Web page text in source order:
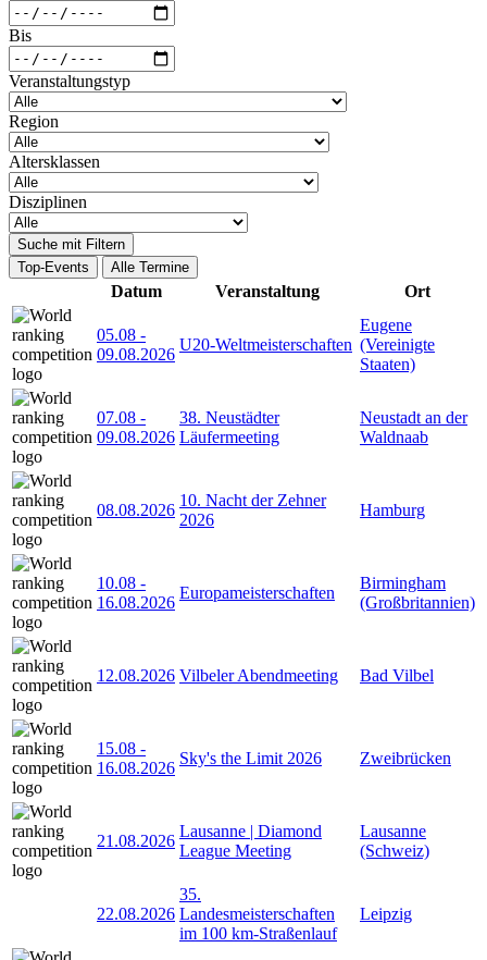
Bis
Veranstaltungstyp
Region
Altersklassen
Disziplinen
Suche mit Filtern
Top-Events
Alle Termine
Datum Veranstaltung Ort
05.08 -
09.08.2026
U20-Weltmeisterschaften
Eugene
(Vereinigte
Staaten)
07.08 -
09.08.2026
38. Neustädter
Läufermeeting
Neustadt an der
Waldnaab
08.08.2026
10. Nacht der Zehner
2026
Hamburg
10.08 -
16.08.2026
Europameisterschaften
Birmingham
(Großbritannien)
12.08.2026 Vilbeler Abendmeeting Bad Vilbel
15.08 -
16.08.2026
Sky's the Limit 2026 Zweibrücken
21.08.2026
Lausanne | Diamond
League Meeting
Lausanne
(Schweiz)
22.08.2026
35.
Landesmeisterschaften
im 100 km-Straßenlauf
Leipzig